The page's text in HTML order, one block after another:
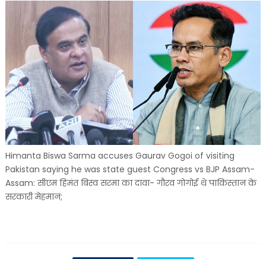
Himanta Biswa Sarma accuses Gaurav Gogoi of visiting
Pakistan saying he was state guest Congress vs BJP Assam-
Assam: सीएम हिमंत बिस्व सरमा का दावा- गौरव गोगोई थे पाकिस्तान के
सरकारी मेहमान;